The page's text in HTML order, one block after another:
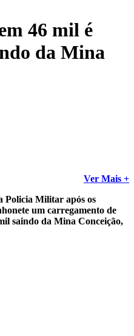
46 mil é
da Mina
Ver Mais +
Policia Militar após os
um carregamento de
saindo da Mina Conceição,